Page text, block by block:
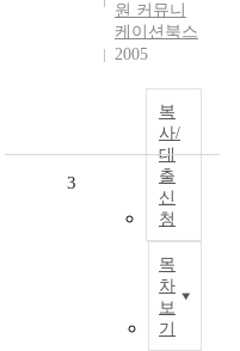
원 커뮤니
케이션북스
2005
복
사/
대
출
신
청
목
차
보
기
3